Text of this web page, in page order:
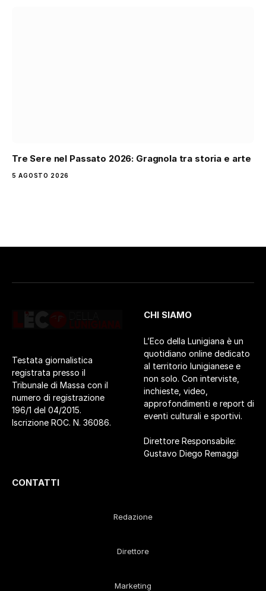
Tre Sere nel Passato 2026: Gragnola tra storia e arte
5 AGOSTO 2026
Testata giornalistica
registrata presso il
Tribunale di Massa con il
numero di registrazione
196/1 del 04/2015.
Iscrizione ROC. N. 36086.
CHI SIAMO
L’Eco della Lunigiana è un
quotidiano online dedicato
al territorio lunigianese e
non solo. Con interviste,
inchieste, video,
approfondimenti e report di
eventi culturali e sportivi.
Direttore Responsabile:
Gustavo Diego Remaggi
CONTATTI
Redazione
Direttore
Marketing